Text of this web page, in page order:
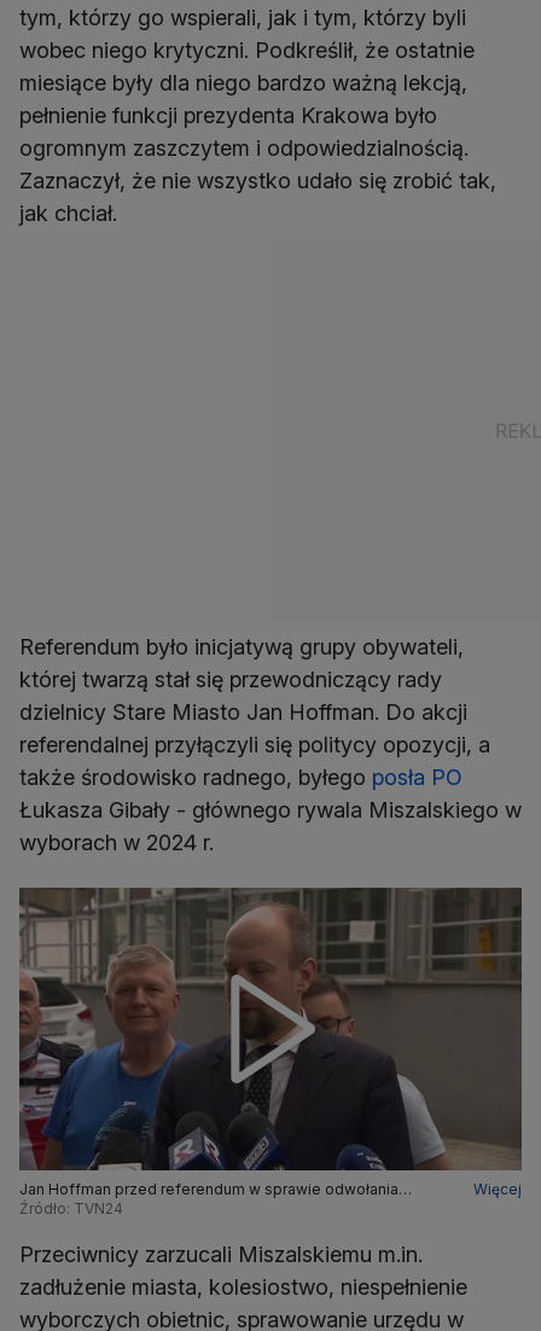
tym, którzy go wspierali, jak i tym, którzy byli
wobec niego krytyczni. Podkreślił, że ostatnie
miesiące były dla niego bardzo ważną lekcją,
pełnienie funkcji prezydenta Krakowa było
ogromnym zaszczytem i odpowiedzialnością.
Zaznaczył, że nie wszystko udało się zrobić tak,
jak chciał.
Referendum było inicjatywą grupy obywateli,
której twarzą stał się przewodniczący rady
dzielnicy Stare Miasto Jan Hoffman. Do akcji
referendalnej przyłączyli się politycy opozycji, a
także środowisko radnego, byłego posła PO
Łukasza Gibały - głównego rywala Miszalskiego w
wyborach w 2024 r.
Jan Hoffman przed referendum w sprawie odwołania
prezydenta Krakowa
Więcej
Źródło: TVN24
Przeciwnicy zarzucali Miszalskiemu m.in.
zadłużenie miasta, kolesiostwo, niespełnienie
wyborczych obietnic, sprawowanie urzędu w